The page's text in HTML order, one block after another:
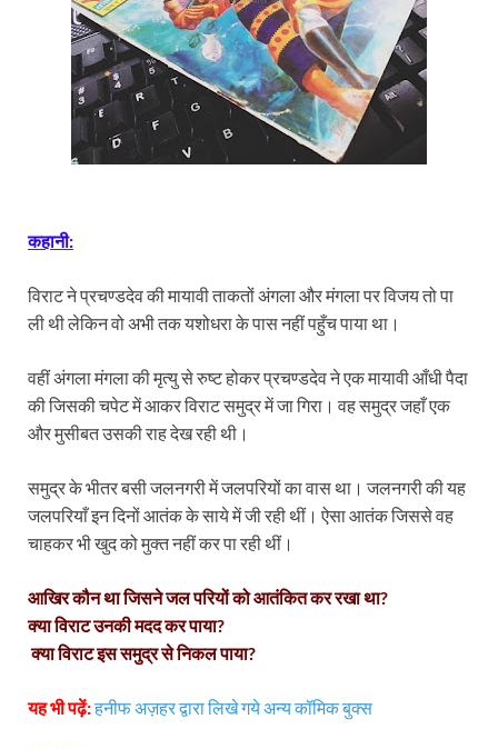
कहानी:
विराट ने प्रचण्डदेव की मायावी ताकतों अंगला और मंगला पर विजय तो पा
ली थी लेकिन वो अभी तक यशोधरा के पास नहीं पहुँच पाया था।
वहीं अंगला मंगला की मृत्यु से रुष्ट होकर प्रचण्डदेव ने एक मायावी आँधी पैदा
की जिसकी चपेट में आकर विराट समुद्र में जा गिरा। वह समुद्र जहाँ एक
और मुसीबत उसकी राह देख रही थी।
समुद्र के भीतर बसी जलनगरी में जलपरियों का वास था। जलनगरी की यह
जलपरियाँ इन दिनों आतंक के साये में जी रही थीं। ऐसा आतंक जिससे वह
चाहकर भी खुद को मुक्त नहीं कर पा रही थीं।
आखिर कौन था जिसने जल परियों को आतंकित कर रखा था?
क्या विराट उनकी मदद कर पाया?
क्या विराट इस समुद्र से निकल पाया?
यह भी पढ़ें:हनीफ अज़हर द्वारा लिखे गये अन्य कॉमिक बुक्स